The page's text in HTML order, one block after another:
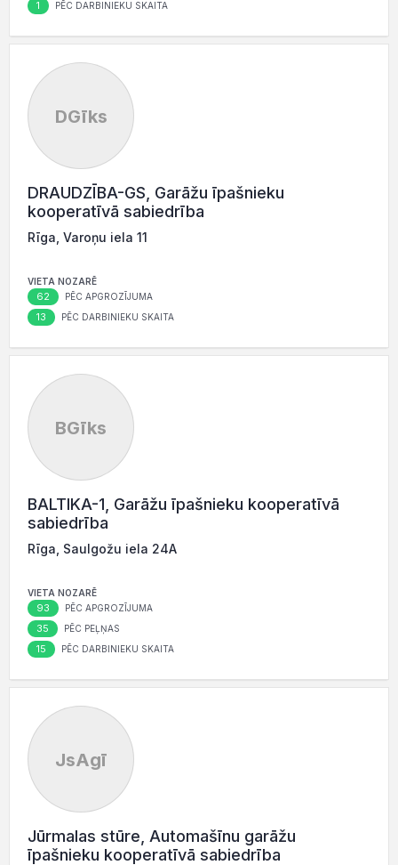
1 PĒC DARBINIEKU SKAITA
DGīks
DRAUDZĪBA-GS, Garāžu īpašnieku
kooperatīvā sabiedrība
Rīga, Varoņu iela 11
VIETA NOZARĒ
62 PĒC APGROZĪJUMA
13 PĒC DARBINIEKU SKAITA
BGīks
BALTIKA-1, Garāžu īpašnieku kooperatīvā
sabiedrība
Rīga, Saulgožu iela 24A
VIETA NOZARĒ
93 PĒC APGROZĪJUMA
35 PĒC PEĻŅAS
15 PĒC DARBINIEKU SKAITA
JsAgī
Jūrmalas stūre, Automašīnu garāžu
īpašnieku kooperatīvā sabiedrība